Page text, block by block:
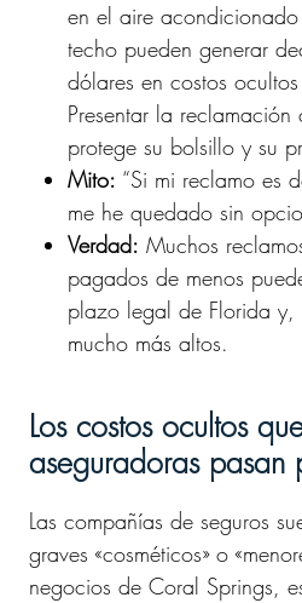
en el aire
techo pueden generar
dólares en costos
Presentar la
protege su bolsillo y su
Mito: “Si mi reclamo es
me he quedado sin
Verdad: Muchos
pagados de menos
plazo legal de Florida
mucho más altos.
Los costos ocultos
aseguradoras pasan
Las compañías de seguros
graves «cosméticos» o
negocios de Coral Springs,